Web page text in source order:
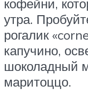
кофейни,
утра.
рогалик
капучино,
шоколадный
маритоццо.